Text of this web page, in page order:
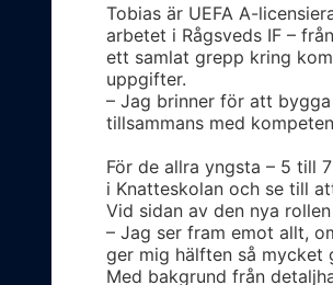
Tobias är UEFA A-
arbetet i Rågsveds IF –
ett samlat grepp kring
uppgifter.
– Jag brinner för att
tillsammans med
För de allra yngsta – 5 till
i Knatteskolan och se till
Vid sidan av den nya
– Jag ser fram emot allt,
ger mig hälften så mycket
Med bakgrund från